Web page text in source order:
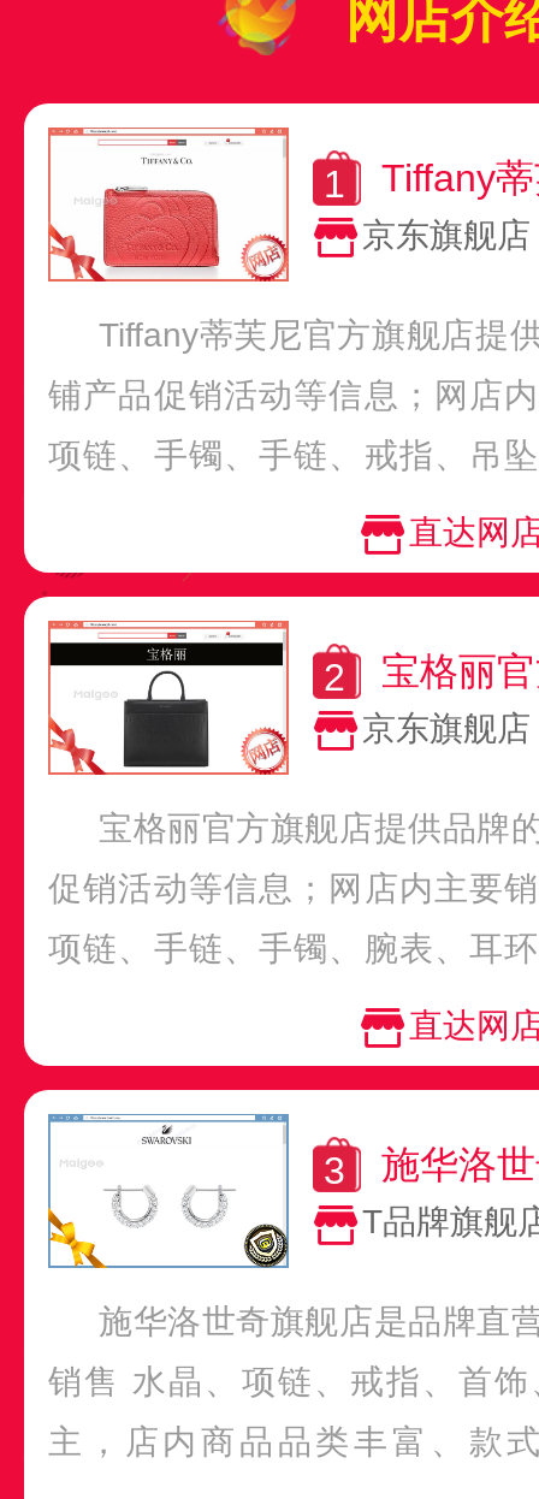
网店介
Tiffany
京东旗舰店
Tiffany蒂芙尼官方旗舰店提
铺产品促销活动等信息；网店
项链、手镯、手链、戒指、吊
直达网
宝格丽
京东旗舰店
宝格丽官方旗舰店提供品牌
促销活动等信息；网店内主要
项链、手链、手镯、腕表、耳
品种类齐全，款式多样；不...
直达网
施华洛
T品牌旗舰
施华洛世奇旗舰店是品牌直
销售 水晶、项链、戒指、首
主，店内商品品类丰富、款